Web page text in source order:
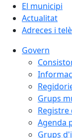
El municipi
Actualitat
Adreces i
Govern
Grups
Agenda
Grups